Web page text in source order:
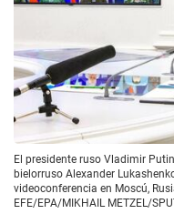
El presidente ruso Vladimir
bielorruso Alexander
videoconferencia en Moscú,
EFE/EPA/MIKHAIL METZEL/